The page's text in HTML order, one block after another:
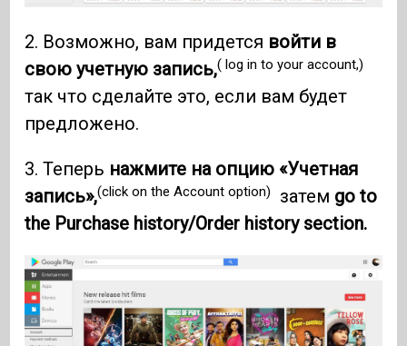
2. Возможно, вам придется войти в
свою учетную запись,( log in to your account,)
так что сделайте это, если вам будет
предложено.
3. Теперь нажмите на опцию «Учетная
запись»,(click on the Account option) затем go to
the Purchase history/Order history section.